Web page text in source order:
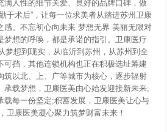
满人性的细节关爱、良好的品牌口碑，做
于术后”，让每一位求美者从踏进苏州卫康
感。不忘初心向未来 梦想无界 美丽无限对
梦想的呼唤，都是承诺的指引。卫康医疗
梦想到现实，从临沂到苏州，从苏州到全
可挡，其他连锁机构也正在积极选址筹建
筑以北、上、广等城市为核心，逐步辐射
承载梦想，卫康医美由心始发迎接新未来;
载每一份坚定;积蓄发展，卫康医美让心与
卫康医美凝心聚力筑梦财富未来！